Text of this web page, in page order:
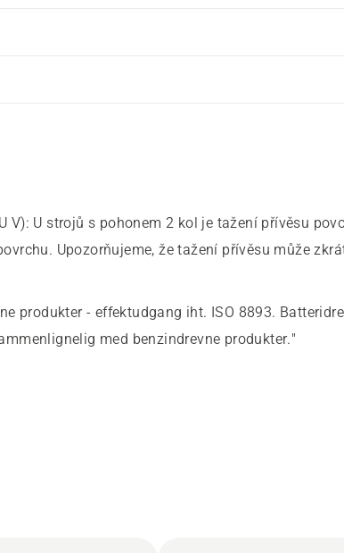
V): U strojů s pohonem 2 kol je tažení přívěsu
Upozorňujeme, že tažení přívěsu může
produkter - effektudgang iht. ISO 8893.
med benzindrevne produkter."